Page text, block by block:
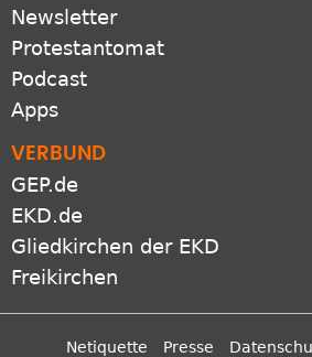
Newsletter
Protestantomat
Podcast
Apps
VERBUND
GEP.de
EKD.de
Gliedkirchen der EKD
Freikirchen
Netiquette Presse